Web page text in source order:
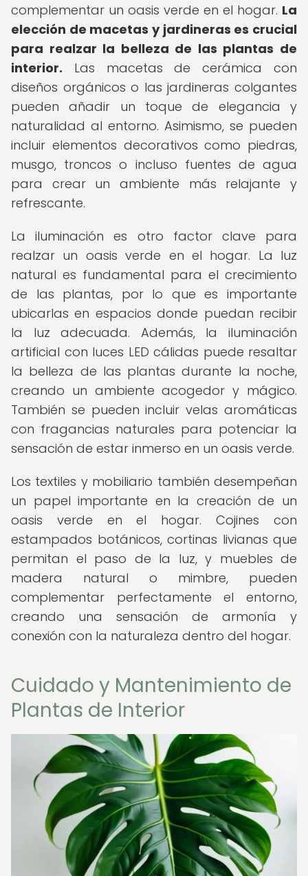
complementar un oasis verde en el hogar. La
elección de macetas y jardineras es crucial
para realzar la belleza de las plantas de
interior. Las macetas de cerámica con
diseños orgánicos o las jardineras colgantes
pueden añadir un toque de elegancia y
naturalidad al entorno. Asimismo, se pueden
incluir elementos decorativos como piedras,
musgo, troncos o incluso fuentes de agua
para crear un ambiente más relajante y
refrescante.
La iluminación es otro factor clave para
realzar un oasis verde en el hogar. La luz
natural es fundamental para el crecimiento
de las plantas, por lo que es importante
ubicarlas en espacios donde puedan recibir
la luz adecuada. Además, la iluminación
artificial con luces LED cálidas puede resaltar
la belleza de las plantas durante la noche,
creando un ambiente acogedor y mágico.
También se pueden incluir velas aromáticas
con fragancias naturales para potenciar la
sensación de estar inmerso en un oasis verde.
Los textiles y mobiliario también desempeñan
un papel importante en la creación de un
oasis verde en el hogar. Cojines con
estampados botánicos, cortinas livianas que
permitan el paso de la luz, y muebles de
madera natural o mimbre, pueden
complementar perfectamente el entorno,
creando una sensación de armonía y
conexión con la naturaleza dentro del hogar.
Cuidado y Mantenimiento de
Plantas de Interior